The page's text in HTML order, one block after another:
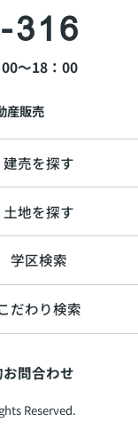
万円
316
～18：00
産販売
建売を探す
土地を探す
学区検索
だわり検索
お問合わせ
Reserved.